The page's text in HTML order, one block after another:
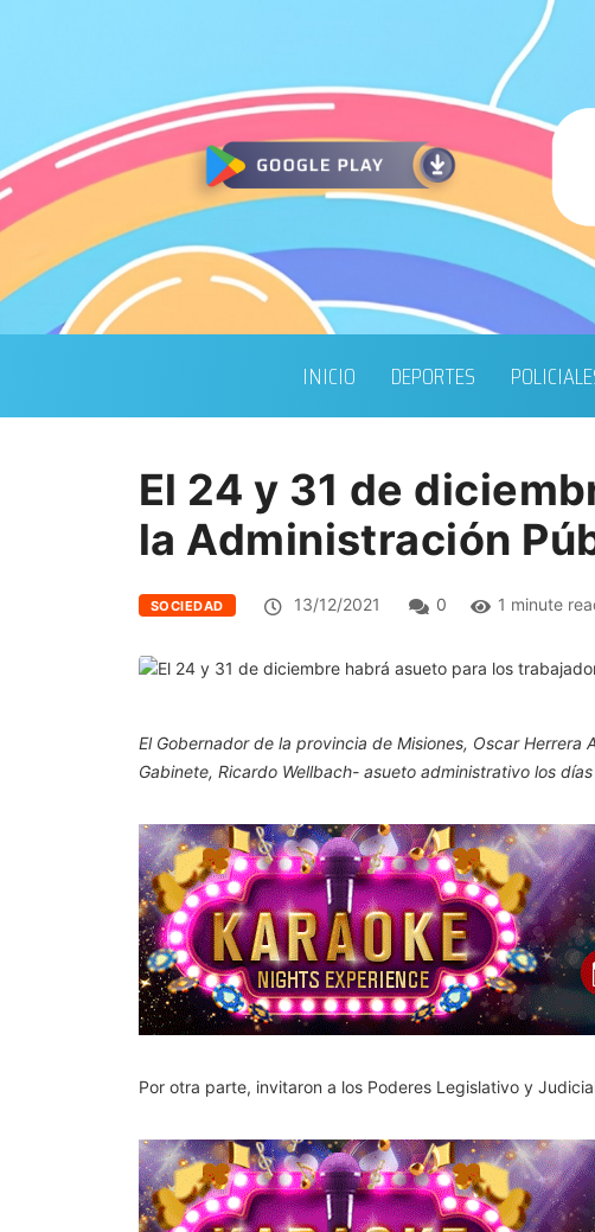
INICIO DEPORTES
El 24 y 31 de
la Administración
SOCIEDAD 13/12/2021 0 1 minute
El Gobernador de la provincia de Misiones, Oscar
Gabinete, Ricardo Wellbach- asueto administrativo los
Por otra parte, invitaron a los Poderes Legislativo y